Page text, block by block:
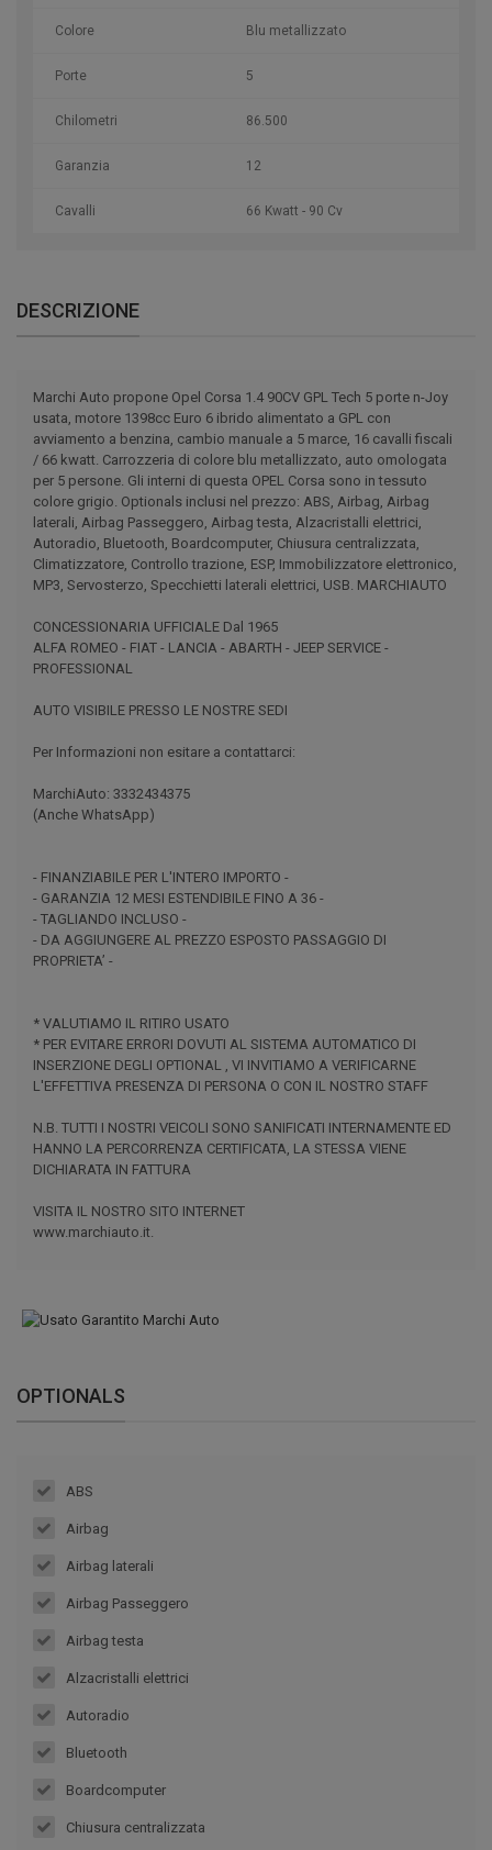
Colore Blu metallizzato
Porte 5
Chilometri 86.500
Garanzia 12
Cavalli 66 Kwatt - 90 Cv
DESCRIZIONE
Marchi Auto propone Opel Corsa 1.4 90CV GPL Tech 5 porte n-Joy
usata, motore 1398cc Euro 6 ibrido alimentato a GPL con
avviamento a benzina, cambio manuale a 5 marce, 16 cavalli fiscali
/ 66 kwatt. Carrozzeria di colore blu metallizzato, auto omologata
per 5 persone. Gli interni di questa OPEL Corsa sono in tessuto
colore grigio. Optionals inclusi nel prezzo: ABS, Airbag, Airbag
laterali, Airbag Passeggero, Airbag testa, Alzacristalli elettrici,
Autoradio, Bluetooth, Boardcomputer, Chiusura centralizzata,
Climatizzatore, Controllo trazione, ESP, Immobilizzatore elettronico,
MP3, Servosterzo, Specchietti laterali elettrici, USB. MARCHIAUTO
CONCESSIONARIA UFFICIALE Dal 1965
ALFA ROMEO - FIAT - LANCIA - ABARTH - JEEP SERVICE -
PROFESSIONAL
AUTO VISIBILE PRESSO LE NOSTRE SEDI
Per Informazioni non esitare a contattarci:
MarchiAuto: 3332434375
(Anche WhatsApp)
- FINANZIABILE PER L'INTERO IMPORTO -
- GARANZIA 12 MESI ESTENDIBILE FINO A 36 -
- TAGLIANDO INCLUSO -
- DA AGGIUNGERE AL PREZZO ESPOSTO PASSAGGIO DI
PROPRIETA’ -
* VALUTIAMO IL RITIRO USATO
* PER EVITARE ERRORI DOVUTI AL SISTEMA AUTOMATICO DI
INSERZIONE DEGLI OPTIONAL , VI INVITIAMO A VERIFICARNE
L'EFFETTIVA PRESENZA DI PERSONA O CON IL NOSTRO STAFF
N.B. TUTTI I NOSTRI VEICOLI SONO SANIFICATI INTERNAMENTE ED
HANNO LA PERCORRENZA CERTIFICATA, LA STESSA VIENE
DICHIARATA IN FATTURA
VISITA IL NOSTRO SITO INTERNET
www.marchiauto.it.
OPTIONALS
ABS
Airbag
Airbag laterali
Airbag Passeggero
Airbag testa
Alzacristalli elettrici
Autoradio
Bluetooth
Boardcomputer
Chiusura centralizzata